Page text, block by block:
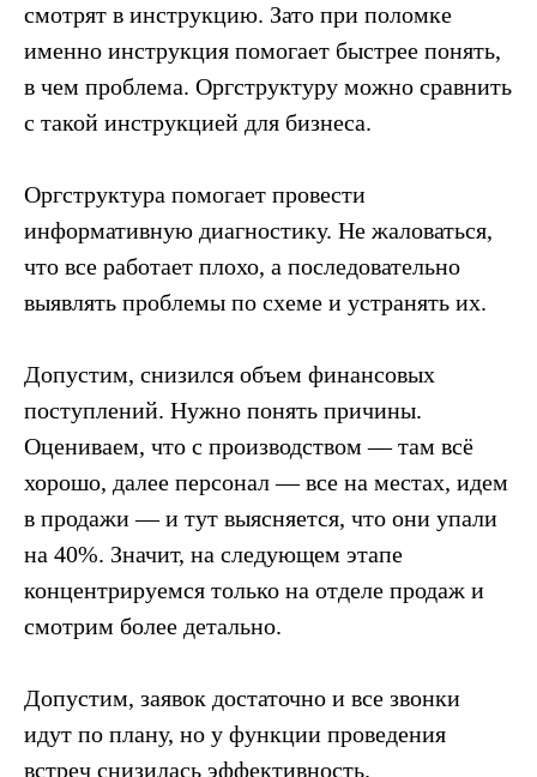
смотрят в инструкцию. Зато при поломке
именно инструкция помогает быстрее понять,
в чем проблема. Оргструктуру можно сравнить
с такой инструкцией для бизнеса.
Оргструктура помогает провести
информативную диагностику. Не жаловаться,
что все работает плохо, а последовательно
выявлять проблемы по схеме и устранять их.
Допустим, снизился объем финансовых
поступлений. Нужно понять причины.
Оцениваем, что с производством — там всё
хорошо, далее персонал — все на местах, идем
в продажи — и тут выясняется, что они упали
на 40%. Значит, на следующем этапе
концентрируемся только на отделе продаж и
смотрим более детально.
Допустим, заявок достаточно и все звонки
идут по плану, но у функции проведения
встреч снизилась эффективность.